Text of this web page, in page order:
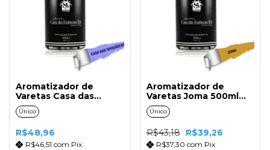
Aromatizador de
Varetas Casa das
Orquideas 500ml com
Tampa e Varetas de
Único
R$48,96
R$46,51 com Pix
Aromatizador de
Varetas Joma 500ml
com Tampa e Varetas
de Fibra
Único
R$43,18 R$39,26
R$37,30 com Pix